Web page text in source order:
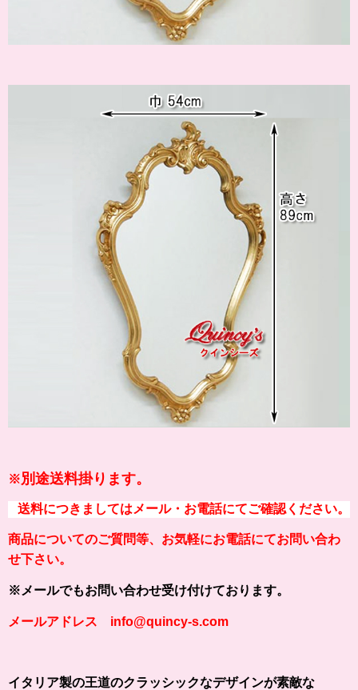
※別途送料掛ります。
送料につきましてはメール・お電話にてご確認ください。
商品についてのご質問等、お気軽にお電話にてお問い合わ
せ下さい。
※メールでもお問い合わせ受け付けております。
メールアドレス info@quincy-s.com
イタリア製の王道のクラッシックなデザインが素敵な